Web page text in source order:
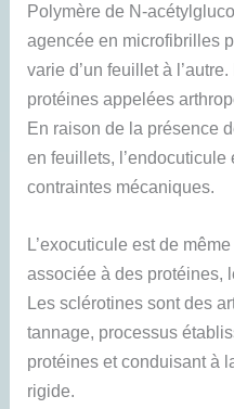
Polymère de N-
agencée en microfibrilles
varie d’un feuillet à
protéines appelées
En raison de la présence
en feuillets,
contraintes mécaniques.
L’exocuticule est de
associée à des protéines,
Les sclérotines sont des
tannage, processus
protéines et conduisant à
rigide.